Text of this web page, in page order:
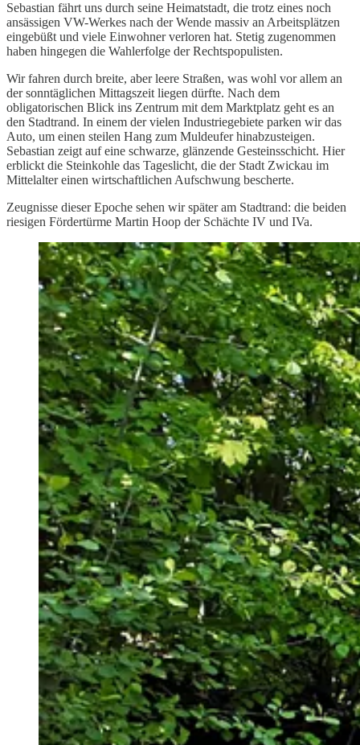
Sebastian fährt uns durch seine Heimatstadt, die trotz eines noch
ansässigen VW-Werkes nach der Wende massiv an Arbeitsplätzen
eingebüßt und viele Einwohner verloren hat. Stetig zugenommen
haben hingegen die Wahlerfolge der Rechtspopulisten.
Wir fahren durch breite, aber leere Straßen, was wohl vor allem an
der sonntäglichen Mittagszeit liegen dürfte. Nach dem
obligatorischen Blick ins Zentrum mit dem Marktplatz geht es an
den Stadtrand. In einem der vielen Industriegebiete parken wir das
Auto, um einen steilen Hang zum Muldeufer hinabzusteigen.
Sebastian zeigt auf eine schwarze, glänzende Gesteinsschicht. Hier
erblickt die Steinkohle das Tageslicht, die der Stadt Zwickau im
Mittelalter einen wirtschaftlichen Aufschwung bescherte.
Zeugnisse dieser Epoche sehen wir später am Stadtrand: die beiden
riesigen Fördertürme Martin Hoop der Schächte IV und IVa.